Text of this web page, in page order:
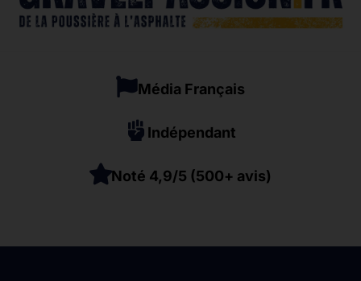
Média Français
Indépendant
Noté 4,9/5 (500+ avis)